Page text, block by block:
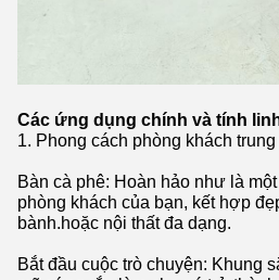
Các ứng dụng chính và tính
1. Phong cách phòng khách trung
Bàn cà phê: Hoàn hảo như là
phòng khách của bạn, kết hợp
bành.hoặc nội thất đa dạng.
Bắt đầu cuộc trò chuyện: Khung